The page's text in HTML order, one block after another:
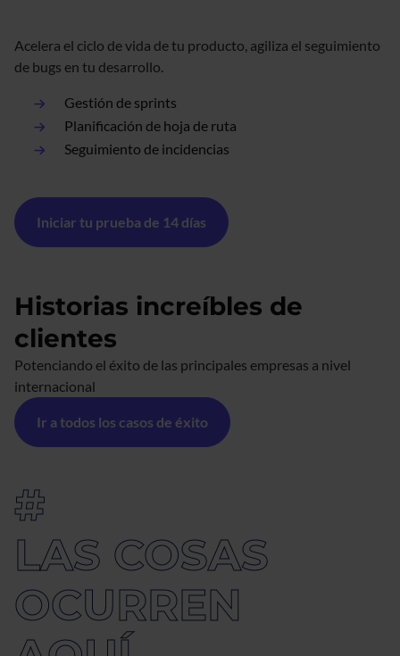
Acelera el ciclo de vida de tu producto, agiliza el seguimiento
de bugs en tu desarrollo.
Gestión de sprints
Planificación de hoja de ruta
Seguimiento de incidencias
Iniciar tu prueba de 14 días
Historias increíbles de
clientes
Potenciando el éxito de las principales empresas a nivel
internacional
Ir a todos los casos de éxito
#
LAS COSAS
OCURREN